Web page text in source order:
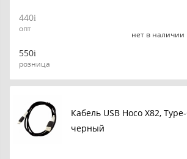
440
опт
550
розница
нет в наличии
Кабель USB Hoco X82,
черный